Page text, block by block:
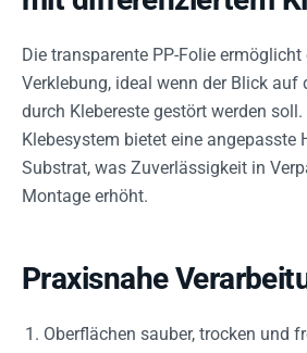
Die transparente PP-Folie
Verklebung, ideal wenn der Blick auf
durch Klebereste gestört werden
Klebesystem bietet eine angepasste
Substrat, was Zuverlässigkeit in
Montage erhöht.
Praxisnahe
Oberflächen sauber, trocken und